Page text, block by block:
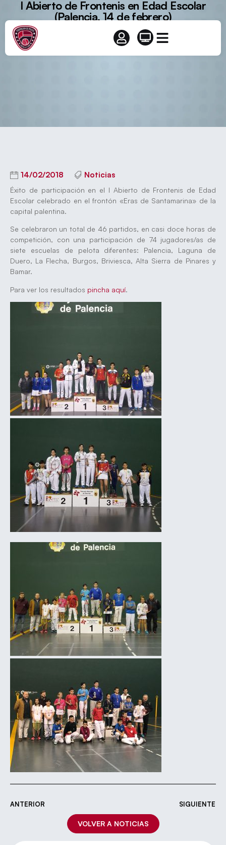
I Abierto de Frontenis en Edad Escolar
(Palencia, 14 de febrero)
14/02/2018 Noticias
Éxito de participación en el I Abierto de Frontenis de Edad
Escolar celebrado en el frontón «Eras de Santamarina» de la
capital palentina.
Se celebraron un total de 46 partidos, en casi doce horas de
competición, con una participación de 74 jugadores/as de
siete escuelas de pelota diferentes: Palencia, Laguna de
Duero, La Flecha, Burgos, Briviesca, Alta Sierra de Pinares y
Bamar.
Para ver los resultados pincha aquí.
ANTERIOR SIGUIENTE
VOLVER A NOTICIAS